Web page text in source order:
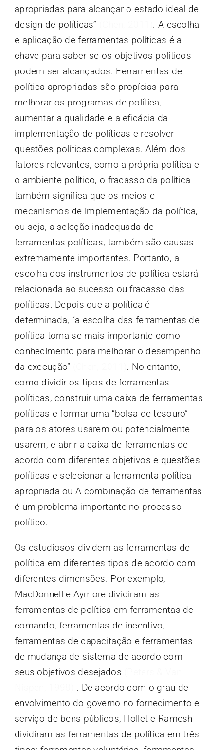
apropriadas para alcançar o estado ideal de
design de políticas”
. A escolha
e aplicação de ferramentas políticas é a
chave para saber se os objetivos políticos
podem ser alcançados. Ferramentas de
política apropriadas são propícias para
melhorar os programas de política,
aumentar a qualidade e a eficácia da
implementação de políticas e resolver
questões políticas complexas. Além dos
fatores relevantes, como a própria política e
o ambiente político, o fracasso da política
também significa que os meios e
mecanismos de implementação da política,
ou seja, a seleção inadequada de
ferramentas políticas, também são causas
extremamente importantes. Portanto, a
escolha dos instrumentos de política estará
relacionada ao sucesso ou fracasso das
políticas. Depois que a política é
determinada, “a escolha das ferramentas de
política torna-se mais importante como
conhecimento para melhorar o desempenho
da execução”
. No entanto,
como dividir os tipos de ferramentas
políticas, construir uma caixa de ferramentas
políticas e formar uma “bolsa de tesouro”
para os atores usarem ou potencialmente
usarem, e abrir a caixa de ferramentas de
acordo com diferentes objetivos e questões
políticas e selecionar a ferramenta política
apropriada ou A combinação de ferramentas
é um problema importante no processo
político.
Os estudiosos dividem as ferramentas de
política em diferentes tipos de acordo com
diferentes dimensões. Por exemplo,
MacDonnell e Aymore dividiram as
ferramentas de política em ferramentas de
comando, ferramentas de incentivo,
ferramentas de capacitação e ferramentas
de mudança de sistema de acordo com
seus objetivos desejados
. De acordo com o grau de
envolvimento do governo no fornecimento e
serviço de bens públicos, Hollet e Ramesh
dividiram as ferramentas de política em três